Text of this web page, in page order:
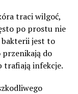
traci wilgoć,
po prostu nie
bakterii jest to
przenikają do
trafiają infekcje.